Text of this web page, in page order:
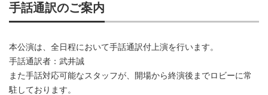
手話通訳のご案内
本公演は、全日程において手話通訳付上演を行います。
手話通訳者：武井誠
また手話対応可能なスタッフが、開場から終演後までロビーに常
駐しております。